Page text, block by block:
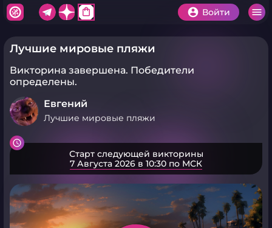
shopping_bag Войти
Лучшие мировые пляжи
Викторина завершена. Победители
определены.
Евгений
Лучшие мировые пляжи
Старт следующей викторины
7 Августа 2026 в 10:30 по МСК